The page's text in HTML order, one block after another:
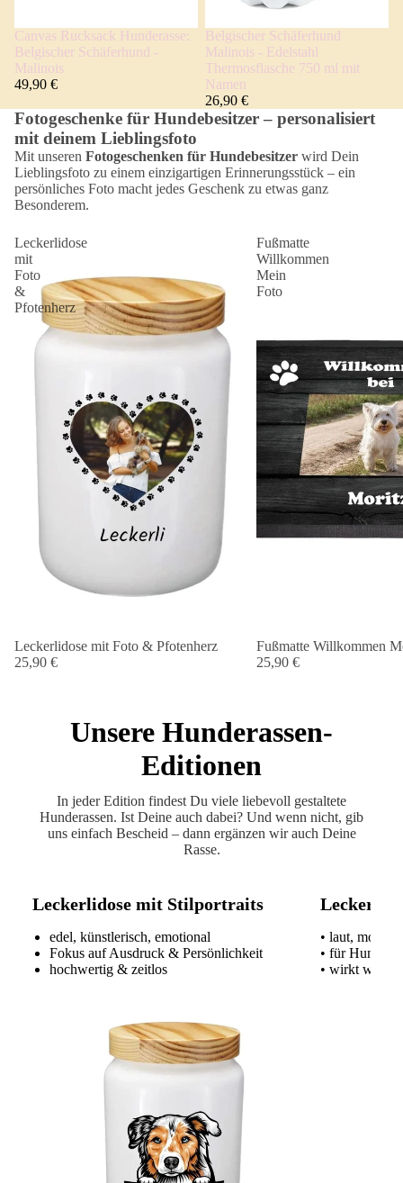
Canvas Rucksack Hunderasse:
Belgischer Schäferhund -
Malinois
49,90 €
Belgischer Schäferhund
Malinois - Edelstahl
Thermosflasche 750 ml mit
Namen
26,90 €
Fotogeschenke für Hundebesitzer – personalisiert
mit deinem Lieblingsfoto
Mit unseren Fotogeschenken für Hundebesitzer wird Dein
Lieblingsfoto zu einem einzigartigen Erinnerungsstück – ein
persönliches Foto macht jedes Geschenk zu etwas ganz
Besonderem.
Leckerlidose
mit
Foto
&
Pfotenherz
Leckerlidose mit Foto & Pfotenherz
25,90 €
Fußmatte
Willkommen
Mein
Foto
Fußmatte Willkommen
25,90 €
Unsere Hunderassen-
Editionen
In jeder Edition findest Du viele liebevoll gestaltete
Hunderassen. Ist Deine auch dabei? Und wenn nicht, gib
uns einfach Bescheid – dann ergänzen wir auch Deine
Rasse.
Leckerlidose mit Stilportraits
edel, künstlerisch, emotional
Fokus auf Ausdruck & Persönlichkeit
hochwertig & zeitlos
• laut,
• für
• wirkt wie